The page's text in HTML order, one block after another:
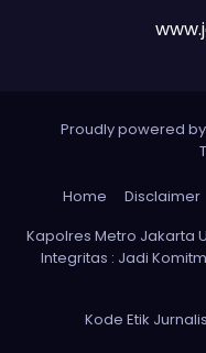
Proudly powered
Home Disclaimer
Kapolres Metro Jakarta
Integritas : Jadi
Kode Etik